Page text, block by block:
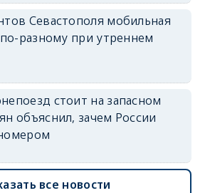
Севастополя мобильная
разному при утреннем
стоит на запасном
объяснил, зачем России
все новости